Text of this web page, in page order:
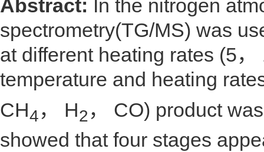
Abstract: In the nitrogen
spectrometry(TG/MS) was
at different heating rates (5
temperature and heating
CH4， H2， CO) product
showed that four stages